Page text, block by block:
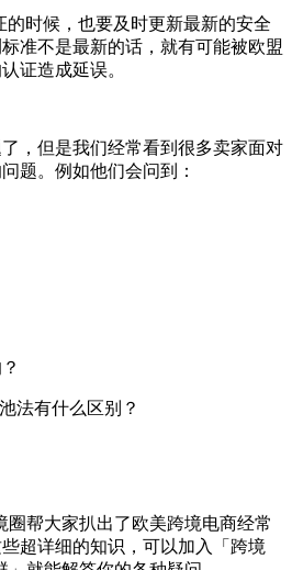
的时候，也要及时更新最新的安全
准不是最新的话，就有可能被欧盟
证造成延误。
，但是我们经常看到很多卖家面对
题。例如他们会问到：
法有什么区别？
圈帮大家扒出了欧美跨境电商经常
超详细的知识，可以加入「跨境